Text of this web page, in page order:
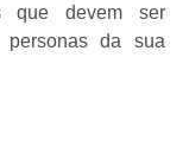
que devem ser
personas da sua